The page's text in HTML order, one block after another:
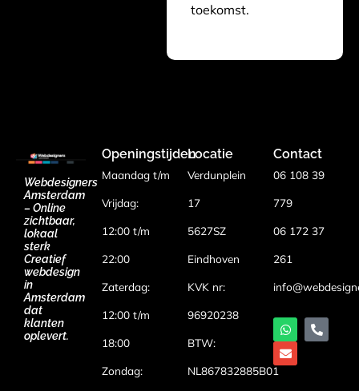
toekomst.
Webdesigners
Amsterdam
– Online
zichtbaar,
lokaal
sterk
Creatief
webdesign
in
Amsterdam
dat
klanten
oplevert.
Openingstijden
Maandag t/m
Vrijdag:
12:00 t/m
22:00
Zaterdag:
12:00 t/m
18:00
Zondag:
Locatie
Verdunplein
17
5627SZ
Eindhoven
KVK nr:
96920238
BTW:
NL867832885B01
Contact
06 108 39
779
06 172 37
261